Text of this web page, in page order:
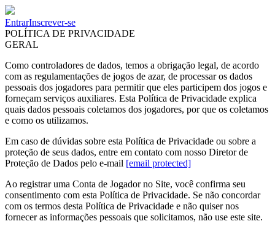
EntrarInscrever-se
POLÍTICA DE PRIVACIDADE
GERAL
Como controladores de dados, temos a obrigação legal, de acordo
com as regulamentações de jogos de azar, de processar os dados
pessoais dos jogadores para permitir que eles participem dos jogos e
forneçam serviços auxiliares. Esta Política de Privacidade explica
quais dados pessoais coletamos dos jogadores, por que os coletamos
e como os utilizamos.
Em caso de dúvidas sobre esta Política de Privacidade ou sobre a
proteção de seus dados, entre em contato com nosso Diretor de
Proteção de Dados pelo e-mail [email protected]
Ao registrar uma Conta de Jogador no Site, você confirma seu
consentimento com esta Política de Privacidade. Se não concordar
com os termos desta Política de Privacidade e não quiser nos
fornecer as informações pessoais que solicitamos, não use este site.